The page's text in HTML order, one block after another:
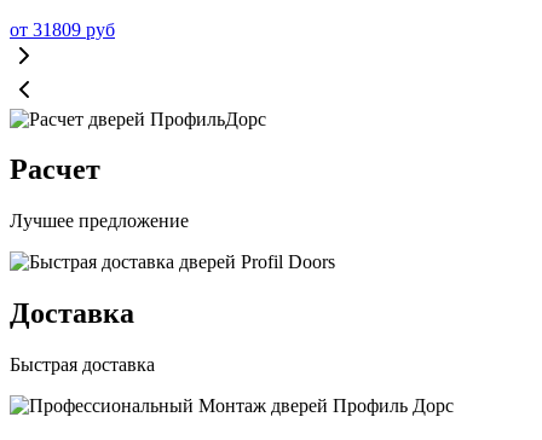
от 31809 руб
Расчет
Лучшее предложение
Доставка
Быстрая доставка